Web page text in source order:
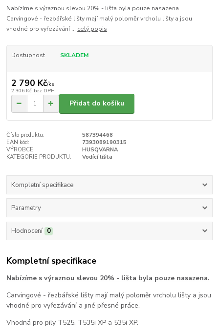
Nabízíme s výraznou slevou 20% - lišta byla pouze nasazena.
Carvingové - řezbářské lišty mají malý poloměr vrcholu lišty a jsou
vhodné pro vyřezávání ... celý popis
Dostupnost SKLADEM
2 790 Kč/ks
2 306 Kč bez DPH
Přidat do košíku
Číslo produktu:
587394468
EAN kód:
7393089190315
VÝROBCE:
HUSQVARNA
KATEGORIE PRODUKTU:
Vodící lišta
Kompletní specifikace
Parametry
Hodnocení 0
Kompletní specifikace
Nabízíme s výraznou slevou 20% - lišta byla pouze nasazena.
Carvingové - řezbářské lišty mají malý poloměr vrcholu lišty a jsou
vhodné pro vyřezávání a jiné přesné práce.
Vhodná pro pily T525, T535i XP a 535i XP.